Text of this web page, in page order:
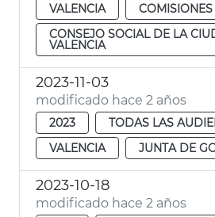
VALENCIA
CONSEJO SOCIAL DE LA
VALENCIA
2023-11-03
modificado hace 2 años
2023
TODAS LAS
VALENCIA
JUNTA DE
2023-10-18
modificado hace 2 años